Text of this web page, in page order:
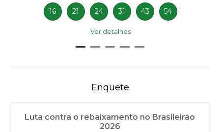
16 21 24 31 43 54
Ver detalhes
Enquete
Luta contra o rebaixamento no Brasileirão
2026